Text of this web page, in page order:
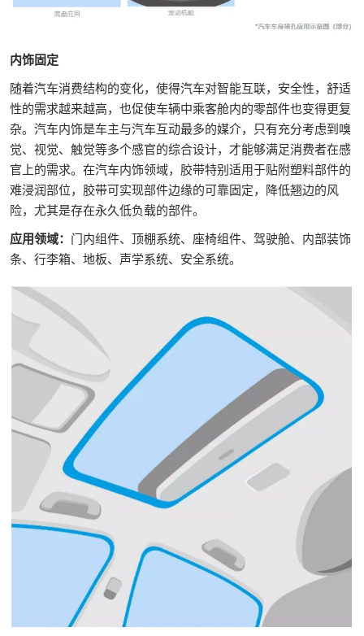
内饰固定
随着汽车消费结构的变化，使得汽车对智能互联，安全性，舒适
性的需求越来越高，也促使车辆中乘客舱内的零部件也变得更复
杂。汽车内饰是车主与汽车互动最多的媒介，只有充分考虑到嗅
觉、视觉、触觉等多个感官的综合设计，才能够满足消费者在感
官上的需求。在汽车内饰领域，胶带特别适用于贴附塑料部件的
难浸润部位，胶带可实现部件边缘的可靠固定，降低翘边的风
险，尤其是存在永久低负载的部件。
应用领域： 门内组件、顶棚系统、座椅组件、驾驶舱、内部装饰
条、行李箱、地板、声学系统、安全系统。